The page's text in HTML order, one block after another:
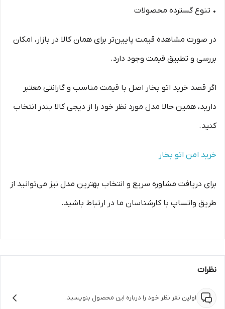
• تنوع گسترده محصولات
در صورت مشاهده قیمت پایین‌تر برای همان کالا در بازار، امکان
بررسی و تطبیق قیمت وجود دارد.
اگر قصد خرید اتو بخار اصل با قیمت مناسب و گارانتی معتبر
دارید، همین حالا مدل مورد نظر خود را از دیجی کالا بندر انتخاب
کنید.
خرید امن اتو بخار
برای دریافت مشاوره سریع و انتخاب بهترین مدل نیز می‌توانید از
طریق واتساپ با کارشناسان ما در ارتباط باشید.
نظرات
اولین نفر نظر خود را درباره این محصول بنویسید.